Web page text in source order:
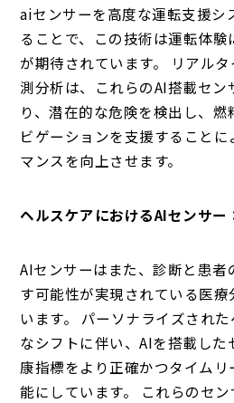
aiセンサーを高度な運転支援シ
ることで、この技術は運転体験
が期待されています。 リアル
測分析は、これらのAI搭載セン
り、潜在的な危険を検出し、
ビゲーションを支援すること
マンスを向上させます。
ヘルスケアにおけるAIセンサー
AIセンサーはまた、診断と患者
す可能性が実現されている医
います。 パーソナライズされ
なシフトに伴い、AIを搭載した
康指標をより正確かつタイム
能にしています。 これらのセ